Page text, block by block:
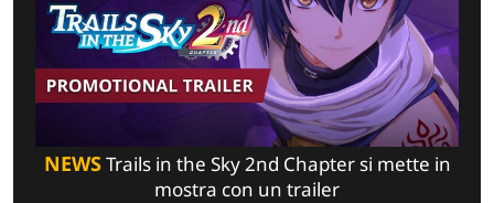
NEWSTrails in the Sky 2nd Chapter si mette in
mostra con un trailer